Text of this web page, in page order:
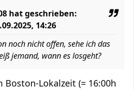
hat geschrieben:
14:26
noch nicht offen, sehe ich das
jemand, wann es losgeht?
Boston-Lokalzeit (= 16:00h